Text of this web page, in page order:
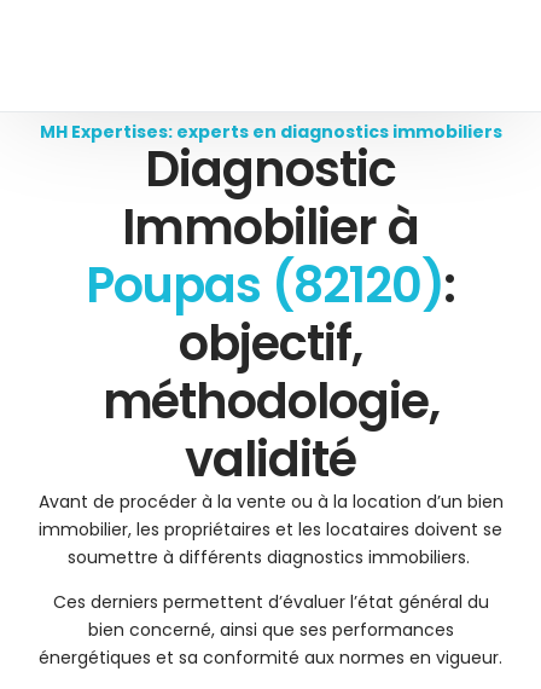
MH Expertises: experts en diagnostics immobiliers
Diagnostic
Immobilier à
Poupas (82120):
objectif,
méthodologie,
validité
Avant de procéder à la vente ou à la location d’un bien
immobilier, les propriétaires et les locataires doivent se
soumettre à différents diagnostics immobiliers.
Ces derniers permettent d’évaluer l’état général du
bien concerné, ainsi que ses performances
énergétiques et sa conformité aux normes en vigueur.